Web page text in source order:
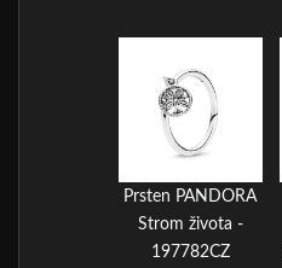
Prsten PANDORA
Strom života -
197782CZ